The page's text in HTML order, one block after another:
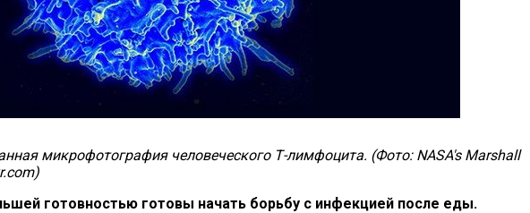
микрофотография человеческого Т-лимфоцита. (Фото: NASA's Marshall
)
готовностью готовы начать борьбу с инфекцией после еды.